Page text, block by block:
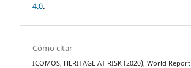
4.0.
Cómo citar
ICOMOS, HERITAGE AT RISK (2020), World Report